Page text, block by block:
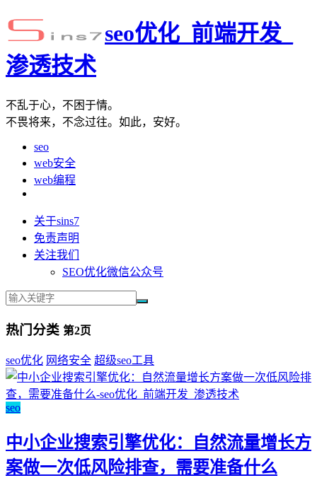
seo优化_前端开发_
渗透技术
不乱于心，不困于情。
不畏将来，不念过往。如此，安好。
seo
web安全
web编程
关于sins7
免责声明
关注我们
SEO优化微信公众号
热门分类 第2页
seo优化 网络安全 超级seo工具
seo
中小企业搜索引擎优化：自然流量增长方
案做一次低风险排查，需要准备什么